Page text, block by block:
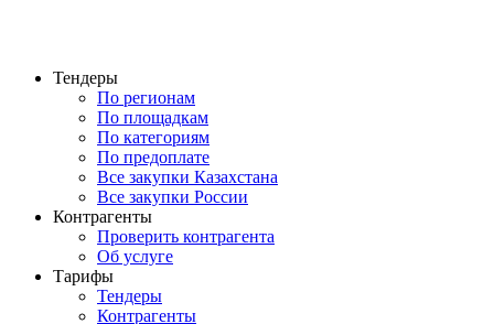
Тендеры
По регионам
По площадкам
По категориям
По предоплате
Все закупки Казахстана
Все закупки России
Контрагенты
Проверить контрагента
Об услуге
Тарифы
Тендеры
Контрагенты